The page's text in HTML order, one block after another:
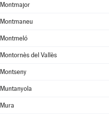
Montmajor
Montmaneu
Montmeló
Montornès del Vallès
Montseny
Muntanyola
Mura